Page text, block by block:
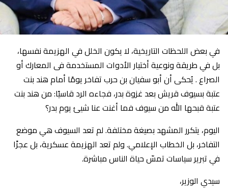
في بعض اللحظات التاريخية، لا يكون الخلل في الهزيمة نفسها،
بل في طريقة ونوعية أختيار الأدوات المستخدمة فى المعارك أو
الصراع . يُحكى أن أبو سفيان بن حرب تفاخر يومًا أمام هند بنت
عتبة بسيوف قريش بعد غزوة بدر، فجاءه الرد قاسيًا: من هند بنت
عتبة قبحها الله من سيوف فما أغنت عنا شيئ يوم بدر؟
اليوم، يتكرر المشهد بصيغة مختلفة. لم تعد السيوف هي موضع
التفاخر، بل الخطاب الإعلامي. ولم تعد الهزيمة عسكرية، بل عجزًا
في تبرير سياسات تمسّ حياة الناس مباشرة.
سيدي الوزير،